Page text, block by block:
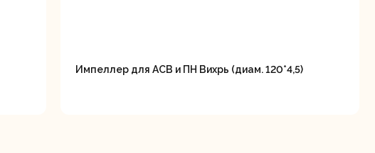
Импеллер для АСВ и ПН Вихрь (диам. 120*4,5)